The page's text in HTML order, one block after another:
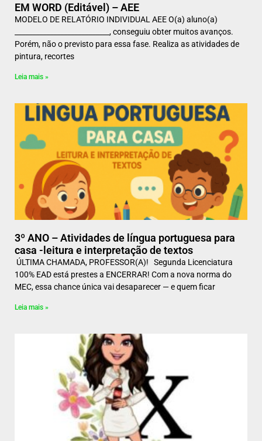
EM WORD (Editável) – AEE
MODELO DE RELATÓRIO INDIVIDUAL AEE O(a) aluno(a)
___________________________, conseguiu obter muitos avanços.
Porém, não o previsto para essa fase. Realiza as atividades de
pintura, recortes
Leia mais »
3º ANO – Atividades de língua portuguesa para
casa -leitura e interpretação de textos
ÚLTIMA CHAMADA, PROFESSOR(A)! Segunda Licenciatura
100% EAD está prestes a ENCERRAR! Com a nova norma do
MEC, essa chance única vai desaparecer — e quem ficar
Leia mais »